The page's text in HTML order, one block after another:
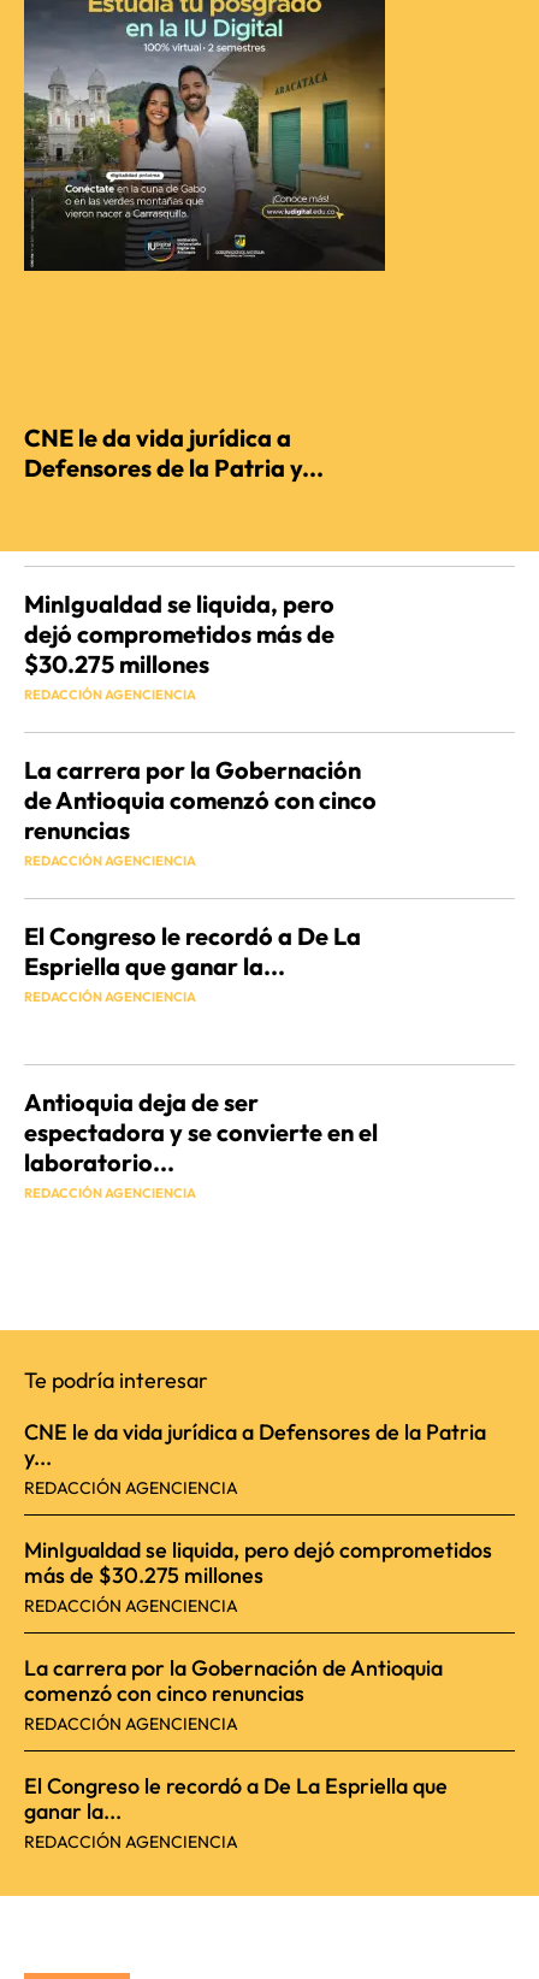
CNE le da vida jurídica a
Defensores de la Patria y...
MinIgualdad se liquida, pero
dejó comprometidos más de
$30.275 millones
REDACCIÓN AGENCIENCIA
La carrera por la Gobernación
de Antioquia comenzó con cinco
renuncias
REDACCIÓN AGENCIENCIA
El Congreso le recordó a De La
Espriella que ganar la...
REDACCIÓN AGENCIENCIA
Antioquia deja de ser
espectadora y se convierte en el
laboratorio...
REDACCIÓN AGENCIENCIA
Te podría interesar
CNE le da vida jurídica a Defensores de la Patria
y...
REDACCIÓN AGENCIENCIA
MinIgualdad se liquida, pero dejó comprometidos
más de $30.275 millones
REDACCIÓN AGENCIENCIA
La carrera por la Gobernación de Antioquia
comenzó con cinco renuncias
REDACCIÓN AGENCIENCIA
El Congreso le recordó a De La Espriella que
ganar la...
REDACCIÓN AGENCIENCIA